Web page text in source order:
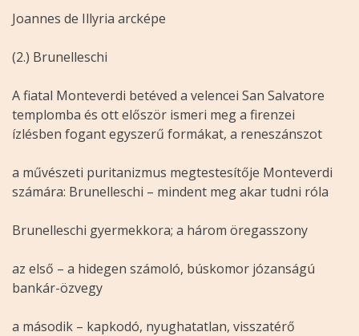
Joannes de Illyria arcképe
(2.) Brunelleschi
A fiatal Monteverdi betéved a velencei San Salvatore
templomba és ott először ismeri meg a firenzei
ízlésben fogant egyszerű formákat, a reneszánszot
a művészeti puritanizmus megtestesítője Monteverdi
számára: Brunelleschi – mindent meg akar tudni róla
Brunelleschi gyermekkora; a három öregasszony
az első – a hidegen számoló, búskomor józanságú
bankár-özvegy
a második – kapkodó, nyughatatlan, visszatérő